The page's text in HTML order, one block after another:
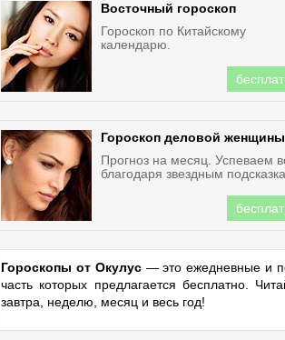
Восточный гороскоп
Гороскоп по Китайскому
календарю.
Гороскоп деловой женщины
Прогноз на месяц. Успеваем
благодаря звездным
Гороскопы от Окулус— это ежедневные и
часть которых предлагается бесплатно.
завтра, неделю, месяц и весь год!